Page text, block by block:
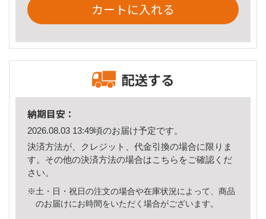
カートに入れる
配送する
納期目安：
2026.08.03 13:49頃のお届け予定です。
決済方法が、クレジット、代金引換の場合に限りま
す。その他の決済方法の場合はこちら をご確認くだ
さい。
※土・日・祝日の注文の場合や在庫状況によって、商品
のお届けにお時間をいただく場合がございます。